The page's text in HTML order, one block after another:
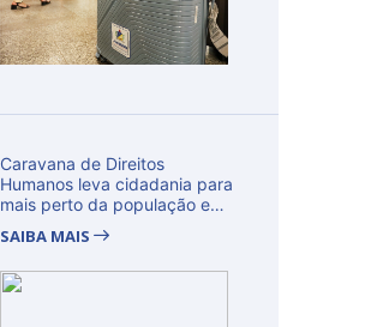
Caravana de Direitos
Humanos leva cidadania para
mais perto da população e
SAIBA MAIS